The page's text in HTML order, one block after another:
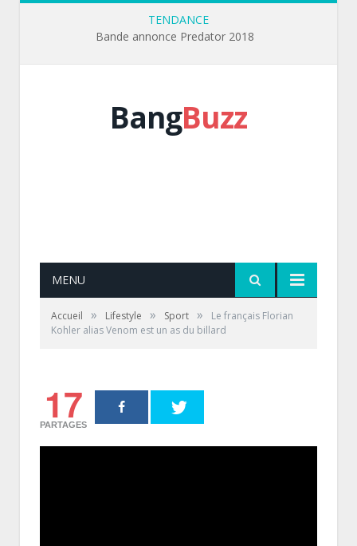
TENDANCE
Bande annonce Predator 2018
BangBuzz
MENU
Accueil » Lifestyle » Sport »
Le français Florian
Kohler alias Venom est un as du billard
17
PARTAGES